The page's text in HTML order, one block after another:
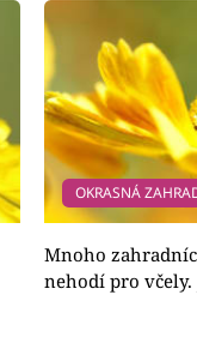
OKRASNÁ
Mnoho
nehodí pro včely.